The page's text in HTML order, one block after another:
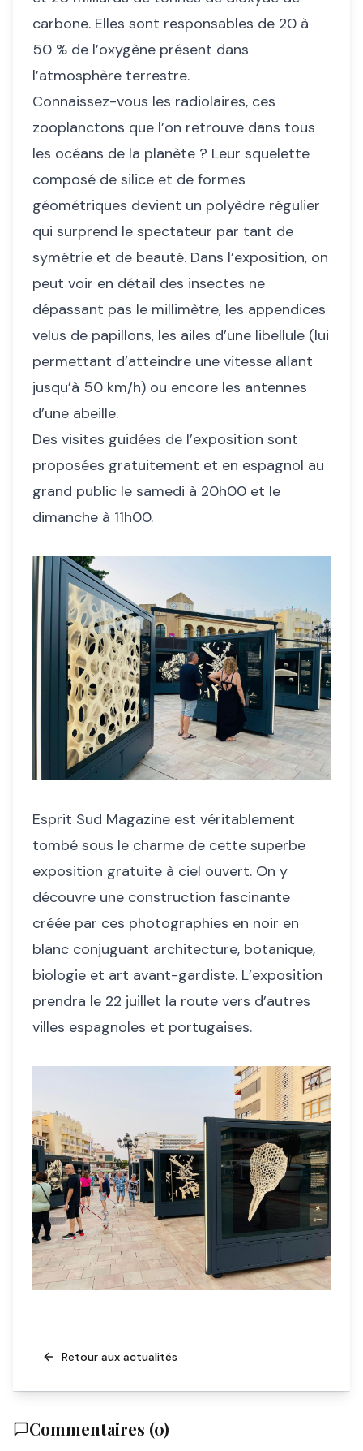
carbone. Elles sont responsables de 20 à
50 % de l’oxygène présent dans
l’atmosphère terrestre.
Connaissez-vous les radiolaires, ces
zooplanctons que l’on retrouve dans tous
les océans de la planète ? Leur squelette
composé de silice et de formes
géométriques devient un polyèdre régulier
qui surprend le spectateur par tant de
symétrie et de beauté. Dans l’exposition, on
peut voir en détail des insectes ne
dépassant pas le millimètre, les appendices
velus de papillons, les ailes d’une libellule (lui
permettant d’atteindre une vitesse allant
jusqu’à 50 km/h) ou encore les antennes
d’une abeille.
Des visites guidées de l’exposition sont
proposées gratuitement et en espagnol au
grand public le samedi à 20h00 et le
dimanche à 11h00.
Esprit Sud Magazine est véritablement
tombé sous le charme de cette superbe
exposition gratuite à ciel ouvert. On y
découvre une construction fascinante
créée par ces photographies en noir en
blanc conjuguant architecture, botanique,
biologie et art avant-gardiste. L’exposition
prendra le 22 juillet la route vers d’autres
villes espagnoles et portugaises.
Retour aux actualités
Commentaires (0)